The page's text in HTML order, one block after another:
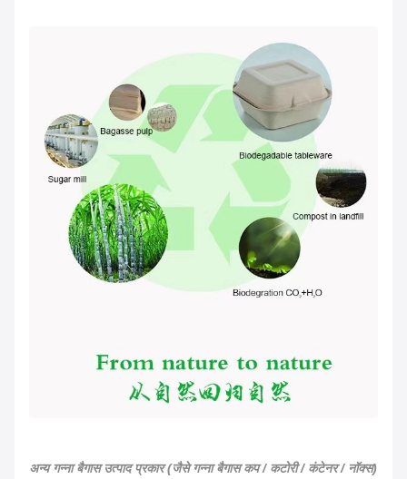
अन्य गन्ना बैगास उत्पाद प्रकार (जैसे गन्ना बैगास कप / कटोरी / कंटेनर / नॉक्स)